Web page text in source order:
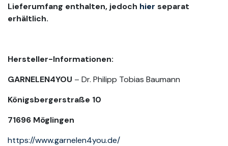
Lieferumfang enthalten, jedoch hier separat
erhältlich.
Hersteller-Informationen:
GARNELEN4YOU – Dr. Philipp Tobias Baumann
Königsbergerstraße 10
71696 Möglingen
https://www.garnelen4you.de/